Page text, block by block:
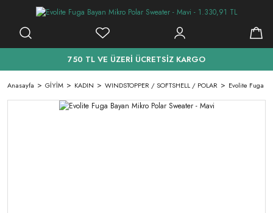
750 TL VE ÜZERİ ÜCRETSİZ KARGO
Anasayfa GİYİM KADIN WINDSTOPPER / SOFTSHELL / POLAR Evolite Fuga